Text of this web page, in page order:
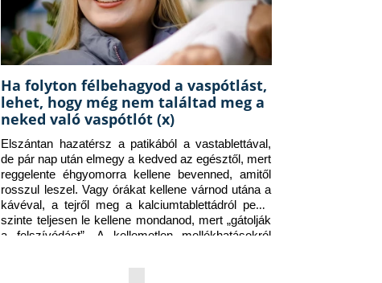
Ha folyton félbehagyod a vaspótlást,
lehet, hogy még nem találtad meg a
neked való vaspótlót (x)
Elszántan hazatérsz a patikából a vastablettával,
de pár nap után elmegy a kedved az egésztől, mert
reggelente éhgyomorra kellene bevenned, amitől
rosszul leszel. Vagy órákat kellene várnod utána a
kávéval, a tejről meg a kalciumtablettádról pedig
szinte teljesen le kellene mondanod, mert „gátolják
a felszívódást”. A kellemetlen mellékhatásokról